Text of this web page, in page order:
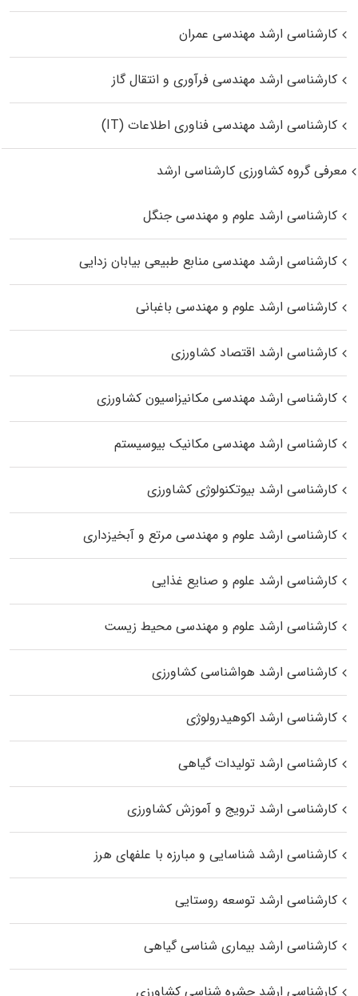
کارشناسی ارشد مهندسی عمران
کارشناسی ارشد مهندسی فرآوری و انتقال گاز
کارشناسی ارشد مهندسی فناوری اطلاعات (IT)
معرفی گروه کشاورزی کارشناسی ارشد
کارشناسی ارشد علوم و مهندسی جنگل
کارشناسی ارشد مهندسی منابع طبیعی بیابان زدایی
کارشناسی ارشد علوم و مهندسی باغبانی
کارشناسی ارشد اقتصاد کشاورزی
کارشناسی ارشد مهندسی مکانیزاسیون کشاورزی
کارشناسی ارشد مهندسی مکانیک بیوسیستم
کارشناسی ارشد بیوتکنولوژی کشاورزی
کارشناسی ارشد علوم و مهندسی مرتع و آبخیزداری
کارشناسی ارشد علوم و صنایع غذایی
کارشناسی ارشد علوم و مهندسی محیط زیست
کارشناسی ارشد هواشناسی کشاورزی
کارشناسی ارشد اکوهیدرولوژی
کارشناسی ارشد تولیدات گیاهی
کارشناسی ارشد ترویج و آموزش کشاورزی
کارشناسی ارشد شناسایی و مبارزه با علفهای هرز
کارشناسی ارشد توسعه روستایی
کارشناسی ارشد بیماری‌ شناسی گیاهی
کارشناسی ارشد حشره‌ شناسی کشاورزی